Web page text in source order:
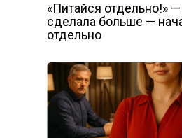
«Питайся отдельно!»
сделала больше —
отдельно